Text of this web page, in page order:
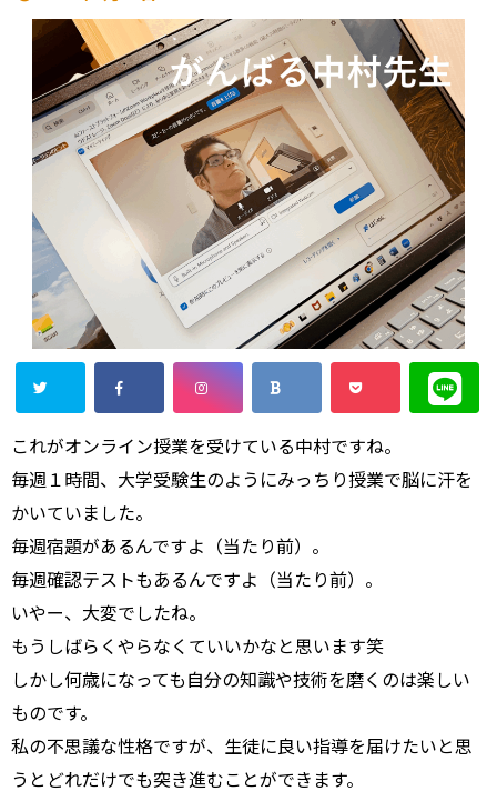
これがオンライン授業を受けている中村ですね。
毎週１時間、大学受験生のようにみっちり授業で脳に汗を
かいていました。
毎週宿題があるんですよ（当たり前）。
毎週確認テストもあるんですよ（当たり前）。
いやー、大変でしたね。
もうしばらくやらなくていいかなと思います笑
しかし何歳になっても自分の知識や技術を磨くのは楽しい
ものです。
私の不思議な性格ですが、生徒に良い指導を届けたいと思
うとどれだけでも突き進むことができます。